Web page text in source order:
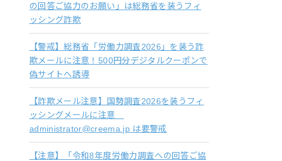
の回答ご協力のお願い」は総務省を装うフィ
ッシング詐欺
【警戒】総務省「労働力調査2026」を装う詐
欺メールに注意！500円分デジタルクーポンで
偽サイトへ誘導
【詐欺メール注意】国勢調査2026を装うフィ
ッシングメールに注意
administrator@creema.jp は要警戒
【注意】「令和8年度労働力調査への回答ご協